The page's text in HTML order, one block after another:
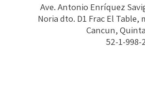
Ave. Antonio Enríquez
Noria dto. D1 Frac El Table,
Cancun,